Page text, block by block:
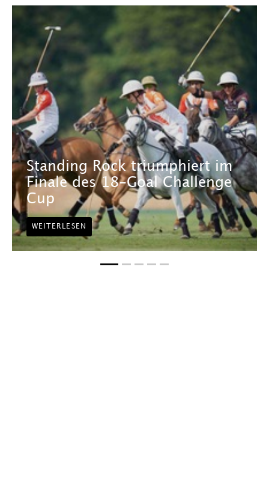
Standing Rock triumphiert im
Finale des 18-Goal Challenge
Cup
WEITERLESEN